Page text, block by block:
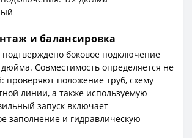
и балансировка
боковое подключение
Совместимость определяется не
проверяют положение труб, схему
линии, а также используемую
запуск включает
заполнение и гидравлическую